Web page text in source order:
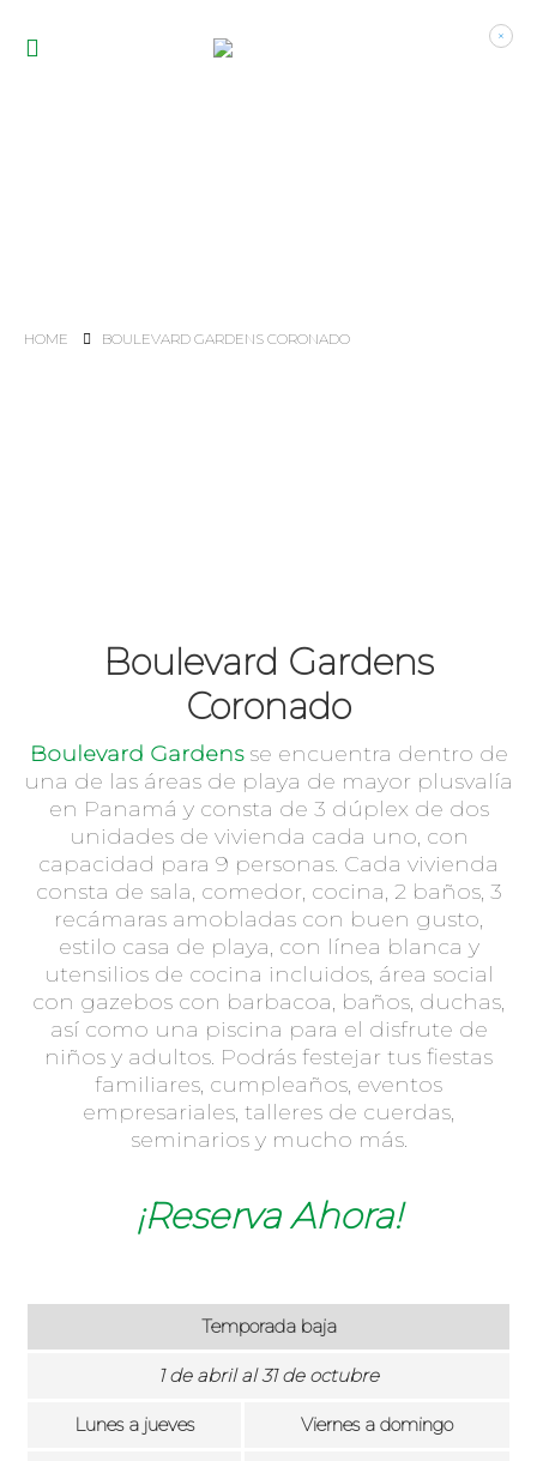
HOME BOULEVARD GARDENS CORONADO
Boulevard Gardens
Coronado
Boulevard Gardensse encuentra dentro de
una de las áreas de playa de mayor plusvalía
en Panamá y consta de 3 dúplex de dos
unidades de vivienda cada uno, con
capacidad para 9 personas. Cada vivienda
consta de sala, comedor, cocina, 2 baños, 3
recámaras amobladas con buen gusto,
estilo casa de playa, con línea blanca y
utensilios de cocina incluidos, área social
con gazebos con barbacoa, baños, duchas,
así como una piscina para el disfrute de
niños y adultos. Podrás festejar tus fiestas
familiares, cumpleaños, eventos
empresariales, talleres de cuerdas,
seminarios y mucho más.
¡Reserva Ahora!
Temporada baja
1 de abril al 31 de octubre
Lunes a jueves Viernes a domingo